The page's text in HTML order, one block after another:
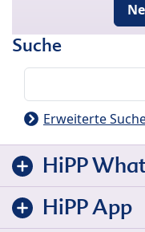
Suche
Erweiterte
HiPP
HiPP App